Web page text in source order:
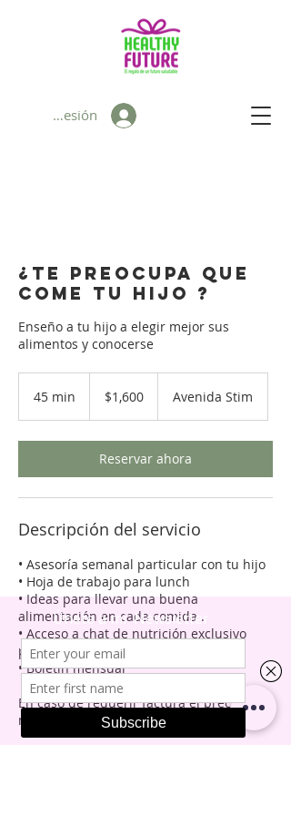
Iniciar sesión
¿Te preocupa que
come tu hijo ?
Enseño a tu hijo a elegir mejor sus
alimentos y conocerse
45 min
n
mexicanos
$1,600 Avenida Stim
Reservar ahora
Descripción del servicio
• Asesoría semanal particular con tu hijo
• Hoja de trabajo para lunch
• Ideas para llevar una buena
alimentación en cada comida .
• Acceso a chat de nutrición exclusivo
para pacientes
• Boletín mensual
En caso de requerir factura el precio es
más IVA.